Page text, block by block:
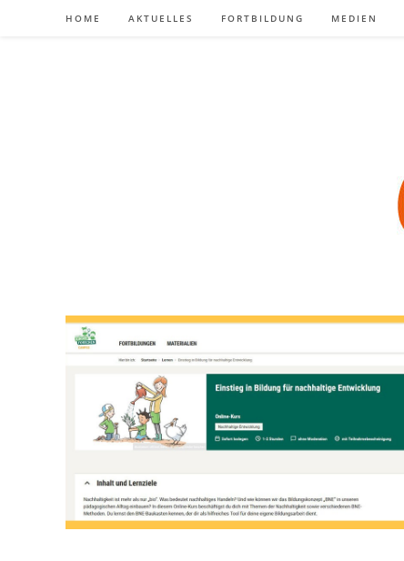
HOME AKTUELLES FORTBILDUNG MEDIEN